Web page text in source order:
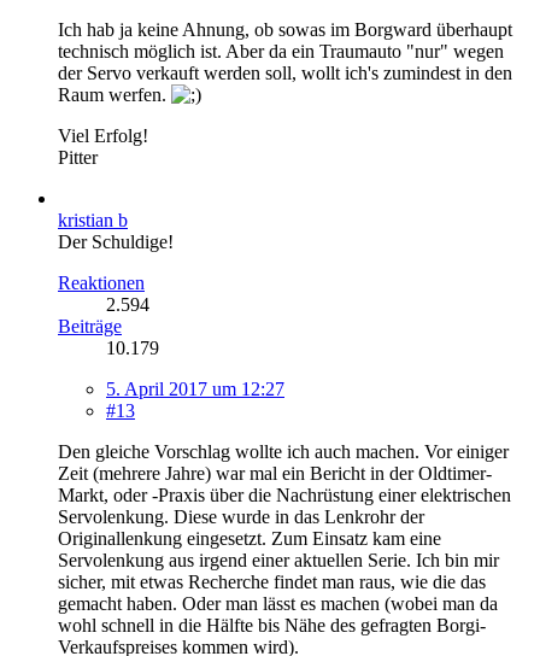
Ich hab ja keine Ahnung, ob sowas im Borgward überhaupt
technisch möglich ist. Aber da ein Traumauto "nur" wegen
der Servo verkauft werden soll, wollt ich's zumindest in den
Raum werfen.
Viel Erfolg!
Pitter
kristian b
Der Schuldige!
Reaktionen
2.594
Beiträge
10.179
5. April 2017 um 12:27
#13
Den gleiche Vorschlag wollte ich auch machen. Vor einiger
Zeit (mehrere Jahre) war mal ein Bericht in der Oldtimer-
Markt, oder -Praxis über die Nachrüstung einer elektrischen
Servolenkung. Diese wurde in das Lenkrohr der
Originallenkung eingesetzt. Zum Einsatz kam eine
Servolenkung aus irgend einer aktuellen Serie. Ich bin mir
sicher, mit etwas Recherche findet man raus, wie die das
gemacht haben. Oder man lässt es machen (wobei man da
wohl schnell in die Hälfte bis Nähe des gefragten Borgi-
Verkaufspreises kommen wird).